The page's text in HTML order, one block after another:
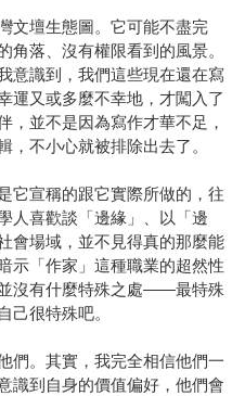
文壇生態圖。它可能不盡完
角落、沒有權限看到的風景。
意識到，我們這些現在還在寫
運又或多麼不幸地，才闖入了
，並不是因為寫作才華不足，
，不小心就被排除出去了。
它宣稱的跟它實際所做的，往
人喜歡談「邊緣」、以「邊
會場域，並不見得真的那麼能
示「作家」這種職業的超然性
沒有什麼特殊之處——最特殊
己很特殊吧。
們。其實，我完全相信他們一
到自身的價值偏好，他們會